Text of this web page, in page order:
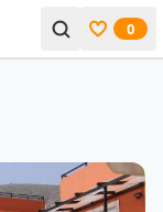
Bekijk
0